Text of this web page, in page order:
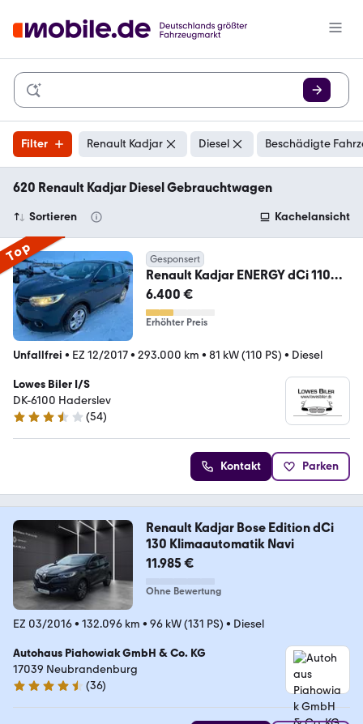
Filter Renault Kadjar Diesel Beschädigte
620 Renault Kadjar Diesel Gebrauchtwagen
Sortieren Kachelansicht
Top Gesponsert
Renault Kadjar ENERGY dCi 110
EDC Experience Zen
6.400 €
Erhöhter Preis
Unfallfrei • EZ 12/2017• 293.000 km • 81 kW (110 PS) • Diesel
Lowes Biler I/S
DK-6100 Haderslev
3.6 Sterne
(54)
Kontakt Parken
Renault Kadjar Bose Edition dCi
130 Klimaautomatik Navi
11.985 €
Ohne Bewertung
EZ 03/2016• 132.096 km • 96 kW (131 PS) • Diesel
Autohaus Piahowiak GmbH & Co. KG
17039 Neubrandenburg
4.6 Sterne
(36)